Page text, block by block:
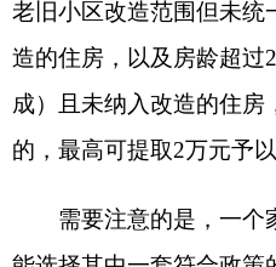
答：本次新政优化了首套
对疆内、疆外两类异地缴存群
率优惠，最大限度降低跨区域
业的成本。具体政策分为两部
无自有住房的，若再次在克州
请公积金贷款，直接执行首套